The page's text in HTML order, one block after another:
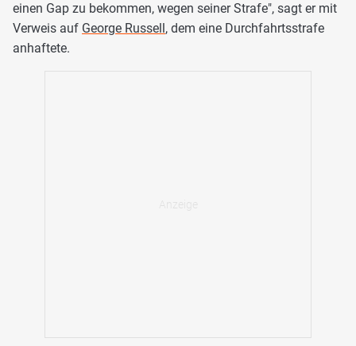
einen Gap zu bekommen, wegen seiner Strafe", sagt er mit
Verweis auf George Russell , dem eine Durchfahrtsstrafe
anhaftete.